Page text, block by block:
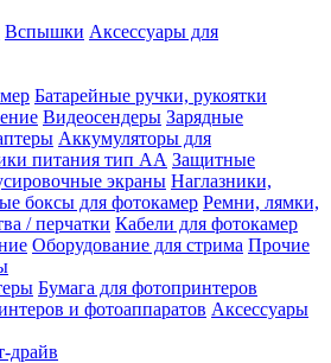
Вспышки Аксессуары для
Батарейные ручки, рукоятки
Видеосендеры Зарядные
Аккумуляторы для
питания тип АА Защитные
экраны Наглазники,
боксы для фотокамер Ремни, лямки,
/ перчатки Кабели для фотокамер
Оборудование для стрима Прочие
Бумага для фотопринтеров
и фотоаппаратов Аксессуары
драйв